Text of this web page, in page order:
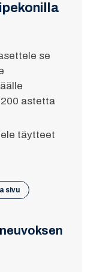
se
astetta
täytteet
sivu